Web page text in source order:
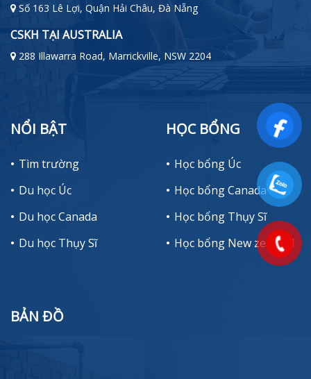
Số 163 Lê Lợi, Quận Hải Châu, Đà Nẵng
CSKH TẠI AUSTRALIA
288 Illawarra Road, Marrickville, NSW 2204
NỔI BẬT
Tìm trường
Du học Úc
Du học Canada
Du học Thụy Sĩ
HỌC BỔNG
Học bổng Úc
Học bổng Canada
Học bổng Thụy Sĩ
Học bổng New zealand
BẢN ĐỒ